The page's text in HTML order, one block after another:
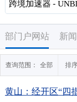
部门户网站 新
查询范围： 全部 排
黄山：经开区“四